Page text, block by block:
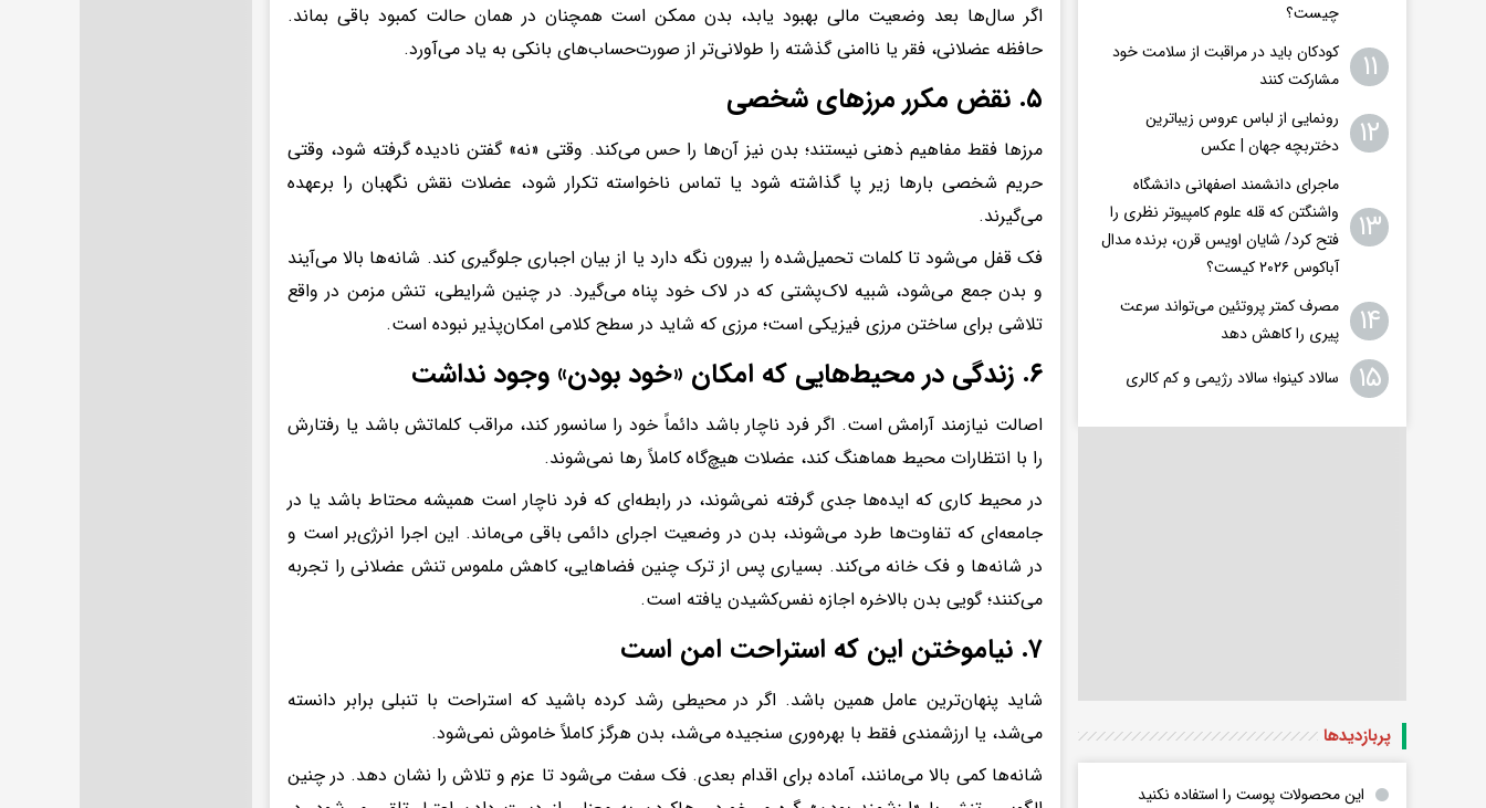
اگر سال‌ها بعد وضعیت مالی بهبود یابد، بدن ممکن است همچنان در همان حالت کمبود باقی بماند.
حافظه عضلانی، فقر یا ناامنی گذشته را طولانی‌تر از صورت‌حساب‌های بانکی به یاد می‌آورد.
۵. نقض مکرر مرزهای شخصی
مرزها فقط مفاهیم ذهنی نیستند؛ بدن نیز آن‌ها را حس می‌کند. وقتی «نه» گفتن نادیده گرفته شود، وقتی
حریم شخصی بارها زیر پا گذاشته شود یا تماس ناخواسته تکرار شود، عضلات نقش نگهبان را برعهده
می‌گیرند.
فک قفل می‌شود تا کلمات تحمیل‌شده را بیرون نگه دارد یا از بیان اجباری جلوگیری کند. شانه‌ها بالا می‌آیند
و بدن جمع می‌شود، شبیه لاک‌پشتی که در لاک خود پناه می‌گیرد. در چنین شرایطی، تنش مزمن در واقع
تلاشی برای ساختن مرزی فیزیکی است؛ مرزی که شاید در سطح کلامی امکان‌پذیر نبوده است.
۶. زندگی در محیط‌هایی که امکان «خود بودن» وجود نداشت
اصالت نیازمند آرامش است. اگر فرد ناچار باشد دائماً خود را سانسور کند، مراقب کلماتش باشد یا رفتارش
را با انتظارات محیط هماهنگ کند، عضلات هیچ‌گاه کاملاً رها نمی‌شوند.
در محیط کاری که ایده‌ها جدی گرفته نمی‌شوند، در رابطه‌ای که فرد ناچار است همیشه محتاط باشد یا در
جامعه‌ای که تفاوت‌ها طرد می‌شوند، بدن در وضعیت اجرای دائمی باقی می‌ماند. این اجرا انرژی‌بر است و
در شانه‌ها و فک خانه می‌کند. بسیاری پس از ترک چنین فضاهایی، کاهش ملموس تنش عضلانی را تجربه
می‌کنند؛ گویی بدن بالاخره اجازه نفس‌کشیدن یافته است.
۷. نیاموختن این‌ که استراحت امن است
شاید پنهان‌ترین عامل همین باشد. اگر در محیطی رشد کرده باشید که استراحت با تنبلی برابر دانسته
می‌شد، یا ارزشمندی فقط با بهره‌وری سنجیده می‌شد، بدن هرگز کاملاً خاموش نمی‌شود.
شانه‌ها کمی بالا می‌مانند، آماده برای اقدام بعدی. فک سفت می‌شود تا عزم و تلاش را نشان دهد. در چنین
چیست؟
۱۱
کودکان باید در مراقبت از سلامت خود
مشارکت کنند
۱۲
رونمایی از لباس عروس زیباترین
دختربچه جهان | عکس
۱۳
ماجرای دانشمند اصفهانی دانشگاه
واشنگتن که قله علوم کامپیوتر نظری را
فتح کرد/ شایان اویس‌ قرن، برنده مدال
آباکوس ۲۰۲۶ کیست؟
۱۴
مصرف کمتر پروتئین می‌تواند سرعت
پیری را کاهش دهد
۱۵ سالاد کینوا؛ سالاد رژیمی و کم کالری
پربازدید‌ها
این محصولات پوست را استفاده نکنید